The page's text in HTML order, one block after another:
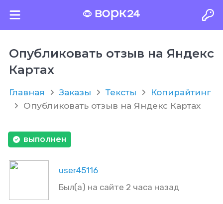
Опубликовать отзыв на Яндекс
Картах
Главная Заказы Тексты
Копирайтинг
Опубликовать отзыв на Яндекс Картах
user45116
Был(а) на сайте 2 часа назад
выполнен